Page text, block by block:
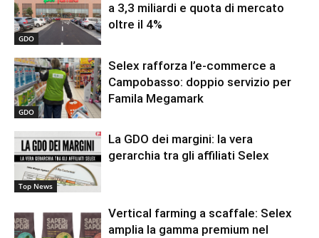
GDO
a 3,3 miliardi e quota di mercato
oltre il 4%
GDO
Selex rafforza l’e-commerce a
Campobasso: doppio servizio per
Famila Megamark
Top News
La GDO dei margini: la vera
gerarchia tra gli affiliati Selex
Vertical farming a scaffale: Selex
amplia la gamma premium nel